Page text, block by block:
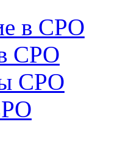
в СРО
СРО
СРО